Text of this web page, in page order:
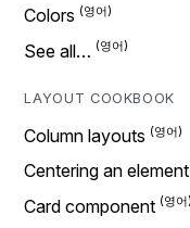
Colors
See all…
LAYOUT COOKBOOK
Column layouts
Centering an element
Card component